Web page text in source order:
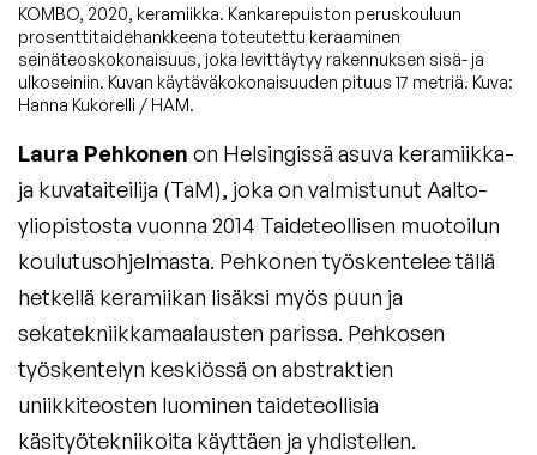
KOMBO, 2020, keramiikka. Kankarepuiston peruskouluun
prosenttitaidehankkeena toteutettu keraaminen
seinäteoskokonaisuus, joka levittäytyy rakennuksen sisä- ja
ulkoseiniin. Kuvan käytäväkokonaisuuden pituus 17 metriä. Kuva:
Hanna Kukorelli / HAM.
Laura Pehkonen on Helsingissä asuva keramiikka-
ja kuvataiteilija (TaM), joka on valmistunut Aalto-
yliopistosta vuonna 2014 Taideteollisen muotoilun
koulutusohjelmasta. Pehkonen työskentelee tällä
hetkellä keramiikan lisäksi myös puun ja
sekatekniikkamaalausten parissa. Pehkosen
työskentelyn keskiössä on abstraktien
uniikkiteosten luominen taideteollisia
käsityötekniikoita käyttäen ja yhdistellen.